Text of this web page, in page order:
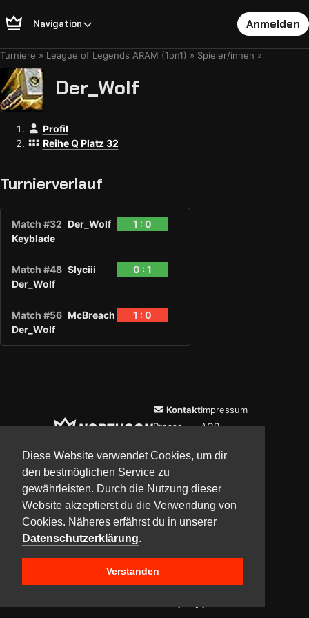
Diese Website verwendet Cookies, um dir
den bestmöglichen Service zu
gewährleisten. Durch die Nutzung dieser
Website akzeptierst du die Verwendung von
Cookies. Näheres erfährst du in unserer
Datenschutzerklärung.
Verstanden
Navigation Anmelden
Turniere League of Legends ARAM (1on1) Spieler/innen
Der_Wolf
Profil
Reihe Q Platz 32
Turnierverlauf
Match #32 Der_Wolf
1 : 0
Keyblade
Match #48 Slyciii
0 : 1
Der_Wolf
Match #56 McBreach
1 : 0
Der_Wolf
Kontakt
Presse
Impressum
AGB
UpdatesCommunityMedia